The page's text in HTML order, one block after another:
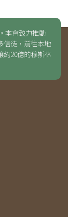
本會致力推動
信徒，前往本地
約20億的穆斯林